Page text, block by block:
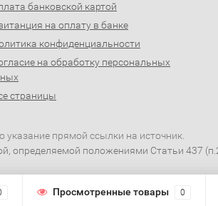
банковской картой
на оплату в банке
конфиденциальности
на обработку персональных
страницы
прямой ссылки на источник.
определяемой положениями Статьи 437
Просмотренные товары 0